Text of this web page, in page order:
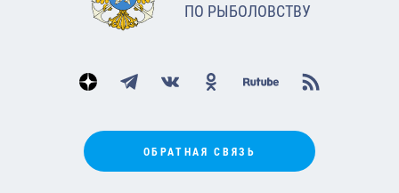
ПО РЫБОЛОВСТВУ
ОБРАТНАЯ СВЯЗЬ